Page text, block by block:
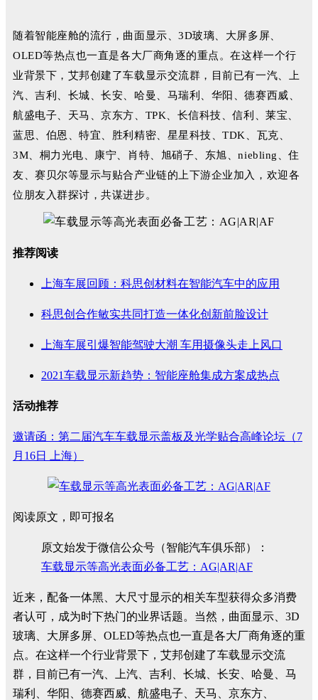
随着智能座舱的流行，曲面显示、3D玻璃、大屏多屏、
OLED等热点也一直是各大厂商角逐的重点。在这样一个行
业背景下， 艾邦创建了车载显示交流群，目前已有一汽、上
汽、吉利、长城、长安、哈曼、马瑞利、华阳、德赛西威、
航盛电子、天马、京东方、TPK、长信科技、信利、莱宝、
蓝思、伯恩、特宜、胜利精密、 星星科技、TDK、瓦克、
3M、桐力光电、康宁、肖特、旭硝子、东旭、niebling、住
友、赛贝尔等显示与贴合产业链的上下游企业加入，欢迎各
位朋友入群探讨，共谋进步。
推荐阅读
上海车展回顾：科思创材料在智能汽车中的应用
科思创合作敏实共同打造一体化创新前脸设计
上海车展引爆智能驾驶大潮 车用摄像头走上风口
2021车载显示新趋势：智能座舱集成方案成热点
活动推荐
邀请函：第二届汽车车载显示盖板及光学贴合高峰论坛（7
月16日 上海）
阅读原文，即可报名
原文始发于微信公众号（智能汽车俱乐部）：
车载显示等高光表面必备工艺：AG|AR|AF
近来，配备一体黑、大尺寸显示的相关车型获得众多消费
者认可，成为时下热门的业界话题。当然，曲面显示、3D
玻璃、大屏多屏、OLED等热点也一直是各大厂商角逐的重
点。在这样一个行业背景下，艾邦创建了车载显示交流
群，目前已有一汽、上汽、吉利、长城、长安、哈曼、马
瑞利、华阳、德赛西威、航盛电子、天马、京东方、